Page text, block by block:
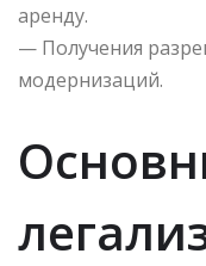
аренду.
— Получения
модернизаций.